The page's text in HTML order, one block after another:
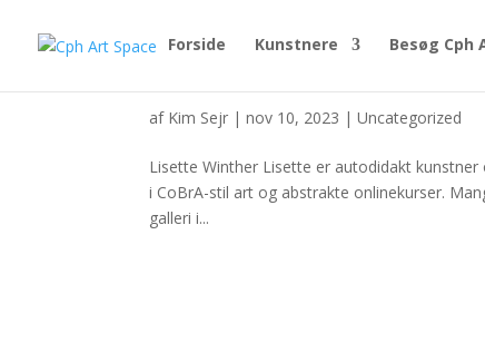
Forside Kunstnere Besøg Cph
af Kim Sejr |nov 10, 2023 |Uncategorized
Lisette Winther Lisette er autodidakt
i CoBrA-stil art og abstrakte onlinekurser.
galleri i...